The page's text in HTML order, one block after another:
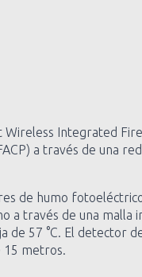
Integrated
a través de una
de humo
a través de una
57 °C. El detector
15 metros.